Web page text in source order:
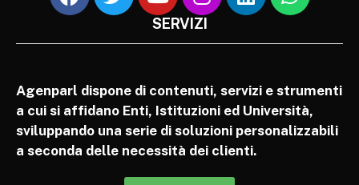
SERVIZI
Agenparl dispone di contenuti, servizi e strumenti
a cui si affidano Enti, Istituzioni ed Università,
sviluppando una serie di soluzioni personalizzabili
a seconda delle necessità dei clienti.